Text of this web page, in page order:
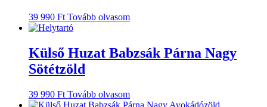
39 990 Ft Tovább olvasom
Külső Huzat Babzsák Párna Nagy
Sötétzöld
39 990 Ft Tovább olvasom